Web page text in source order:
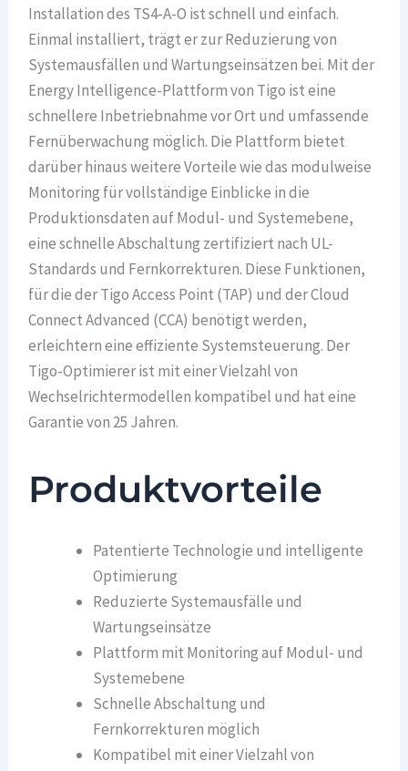
Installation des TS4-A-O ist schnell und einfach.
Einmal installiert, trägt er zur Reduzierung von
Systemausfällen und Wartungseinsätzen bei. Mit der
Energy Intelligence-Plattform von Tigo ist eine
schnellere Inbetriebnahme vor Ort und umfassende
Fernüberwachung möglich. Die Plattform bietet
darüber hinaus weitere Vorteile wie das modulweise
Monitoring für vollständige Einblicke in die
Produktionsdaten auf Modul- und Systemebene,
eine schnelle Abschaltung zertifiziert nach UL-
Standards und Fernkorrekturen. Diese Funktionen,
für die der Tigo Access Point (TAP) und der Cloud
Connect Advanced (CCA) benötigt werden,
erleichtern eine effiziente Systemsteuerung. Der
Tigo-Optimierer ist mit einer Vielzahl von
Wechselrichtermodellen kompatibel und hat eine
Garantie von 25 Jahren.
Produktvorteile
Patentierte Technologie und intelligente
Optimierung
Reduzierte Systemausfälle und
Wartungseinsätze
Plattform mit Monitoring auf Modul- und
Systemebene
Schnelle Abschaltung und
Fernkorrekturen möglich
Kompatibel mit einer Vielzahl von